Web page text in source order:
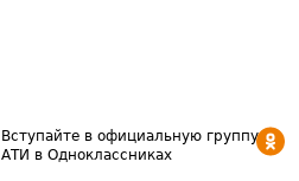
Вступайте в официальную группу
АТИ в Одноклассниках